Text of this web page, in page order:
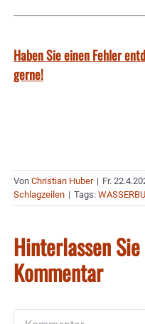
Haben Sie einen Fehler
gerne!
Von Christian Huber | Fr.
Schlagzeilen | Tags:
Hinterlassen
Kommentar